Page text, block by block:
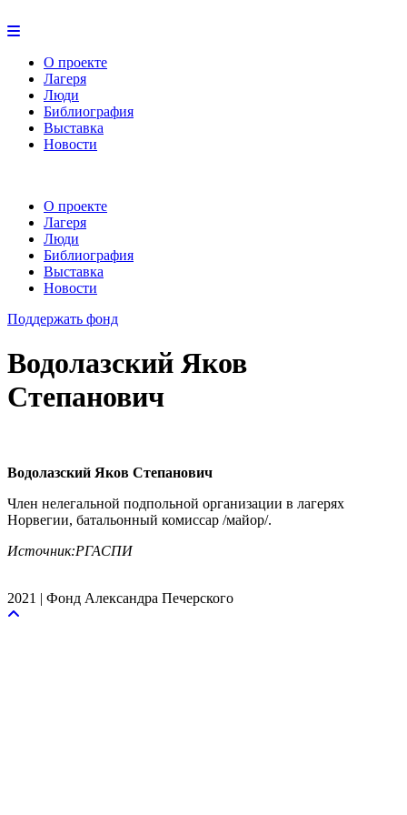
О проекте
Лагеря
Люди
Библиография
Выставка
Новости
О проекте
Лагеря
Люди
Библиография
Выставка
Новости
Поддержать фонд
Водолазский Яков
Степанович
Водолазский Яков Степанович
Член нелегальной подпольной организации в лагерях
Норвегии, батальонный комиссар /майор/.
Источник:РГАСПИ
2021 | Фонд Александра Печерского